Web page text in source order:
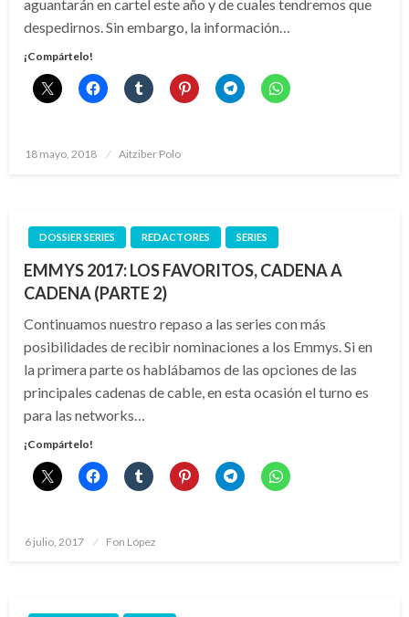
aguantarán en cartel este año y de cuales tendremos que
despedirnos. Sin embargo, la información…
¡Compártelo!
Publicado
18 mayo, 2018 Aitziber Polo
DOSSIER SERIES REDACTORES SERIES
EMMYS 2017: LOS FAVORITOS, CADENA A
CADENA (PARTE 2)
Continuamos nuestro repaso a las series con más
posibilidades de recibir nominaciones a los Emmys. Si en
la primera parte os hablábamos de las opciones de las
principales cadenas de cable, en esta ocasión el turno es
para las networks…
¡Compártelo!
Publicado
6 julio, 2017 Fon López